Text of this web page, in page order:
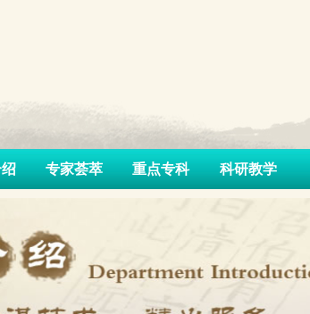
专家荟萃 重点专科 科研教学